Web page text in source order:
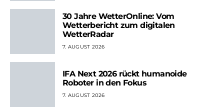
30 Jahre WetterOnline: Vom
Wetterbericht zum digitalen
WetterRadar
7. AUGUST 2026
IFA Next 2026 rückt humanoide
Roboter in den Fokus
7. AUGUST 2026